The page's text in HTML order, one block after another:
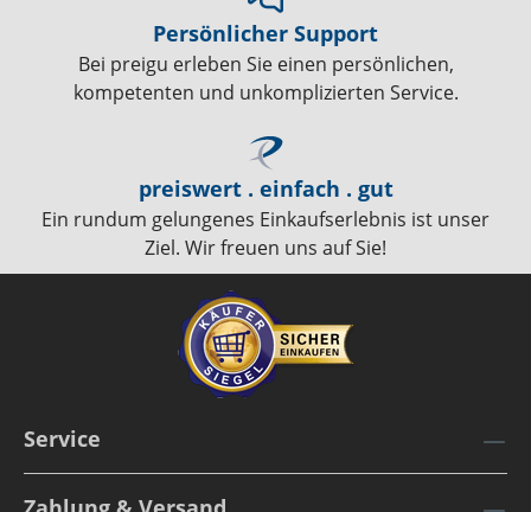
Persönlicher Support
Bei preigu erleben Sie einen persönlichen,
kompetenten und unkomplizierten Service.
preiswert . einfach . gut
Ein rundum gelungenes Einkaufserlebnis ist unser
Ziel. Wir freuen uns auf Sie!
Service